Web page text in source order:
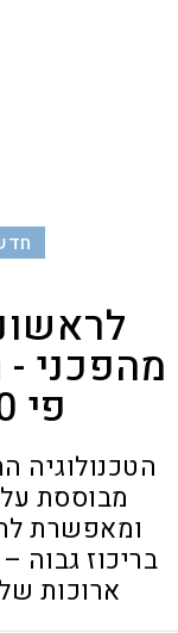
מהפכני -
פי 10,000 מהרגיל
הטכנולוגיה
מבוססת
ומאפשרת
בריכוז גבוה
ארוכות